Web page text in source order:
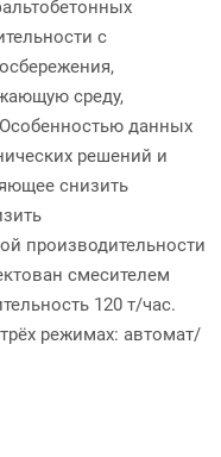
с
среду,
данных
решений и
снизить
производительности
смесителем
120 т/час.
режимах: автомат/